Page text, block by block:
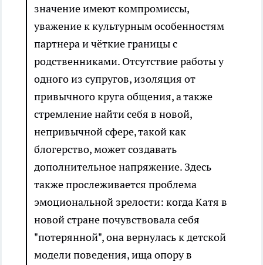
значение имеют компромиссы,
уважение к культурным особенностям
партнера и чёткие границы с
родственниками. Отсутствие работы у
одного из супругов, изоляция от
привычного круга общения, а также
стремление найти себя в новой,
непривычной сфере, такой как
блогерство, может создавать
дополнительное напряжение. Здесь
также прослеживается проблема
эмоциональной зрелости: когда Катя в
новой стране почувствовала себя
"потерянной", она вернулась к детской
модели поведения, ища опору в